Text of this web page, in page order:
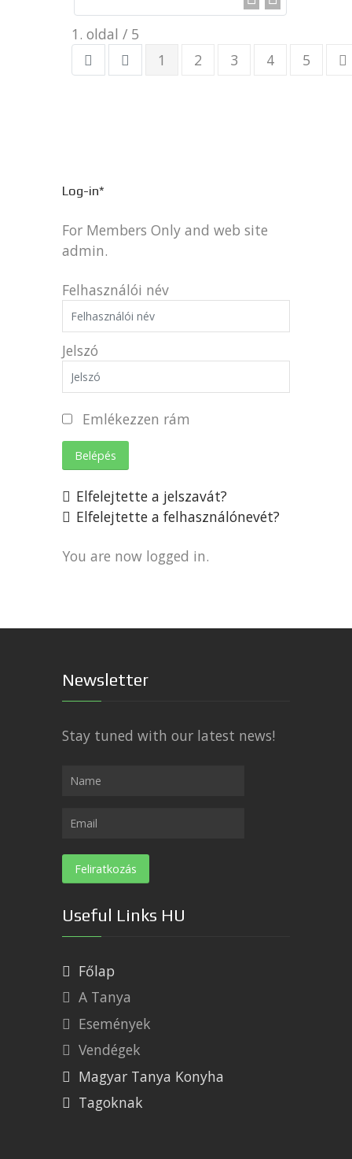
1. oldal / 5
1
2 3 4 5
Log-in*
For Members Only and web site
admin.
Felhasználói név
Jelszó
Emlékezzen rám
Belépés
Elfelejtette a jelszavát?
Elfelejtette a felhasználónevét?
You are now logged in.
Newsletter
Stay tuned with our latest news!
Useful Links HU
Főlap
A Tanya
Események
Vendégek
Magyar Tanya Konyha
Tagoknak